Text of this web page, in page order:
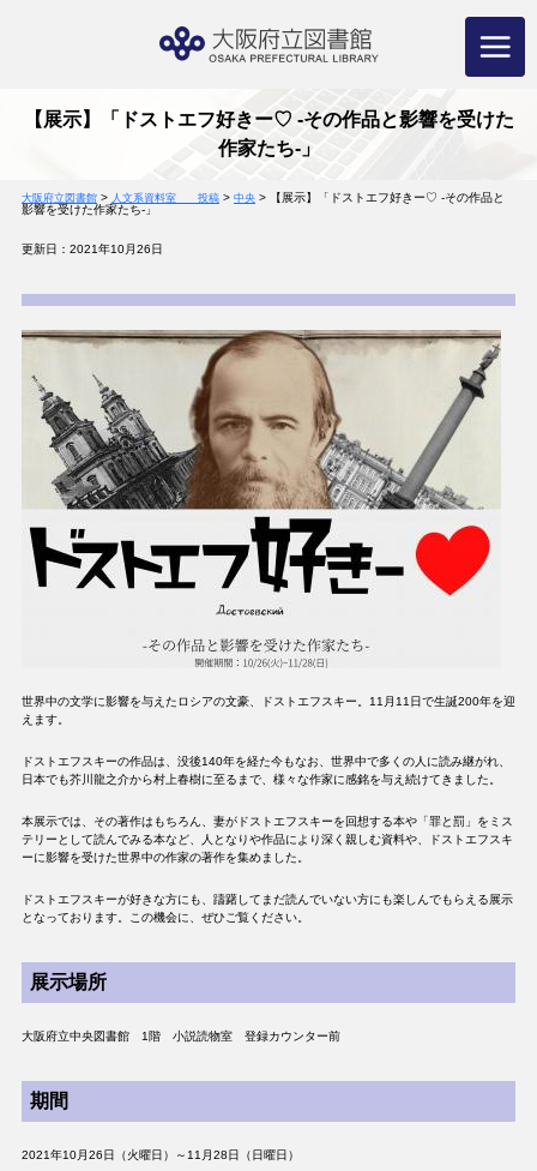
【展示】「ドストエフ好きー♡ -その作品と影響を受けた
作家たち-」
大阪府立図書館> 人文系資料室 投稿> 中央>
【展示】「ドストエフ好きー♡ -その作品と
影響を受けた作家たち-」
更新日：2021年10月26日
世界中の文学に影響を与えたロシアの文豪、ドストエフスキー。11月11日で生誕200年を迎
えます。
ドストエフスキーの作品は、没後140年を経た今もなお、世界中で多くの人に読み継がれ、
日本でも芥川龍之介から村上春樹に至るまで、様々な作家に感銘を与え続けてきました。
本展示では、その著作はもちろん、妻がドストエフスキーを回想する本や「罪と罰」をミス
テリーとして読んでみる本など、人となりや作品により深く親しむ資料や、ドストエフスキ
ーに影響を受けた世界中の作家の著作を集めました。
ドストエフスキーが好きな方にも、躊躇してまだ読んでいない方にも楽しんでもらえる展示
となっております。この機会に、ぜひご覧ください。
展示場所
大阪府立中央図書館 1階 小説読物室 登録カウンター前
期間
2021年10月26日（火曜日）～11月28日（日曜日）